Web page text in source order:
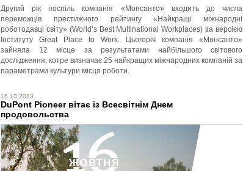
Другий рік поспіль компанія «Монсанто» входить до числа
переможців престижного рейтингу «Найкращі міжнародні
роботодавці світу» (World’s Best Multinational Workplaces) за версією
Інституту Great Place to Work. Цьогоріч компанія «Монсанто»
зайняла 12 місце за результатами найбільшого світового
дослідження, котре визначає 25 найкращих міжнародних компаній за
параметрами культури місця роботи.
16.10.2013
DuPont Pioneer вітає із Всесвітнім Днем
продовольства